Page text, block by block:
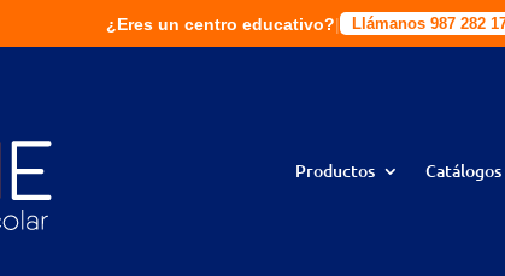
¿Eres un centro educativo? ¡Soluciones a tu medida! |
¿Eres un centro educativo?| Llámanos 987 282
Productos Catálogos